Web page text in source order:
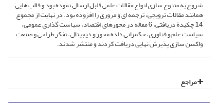
شروع به متنوع سازی انواع مقالات علمی قابل ارسال نموده بود و قالب هایی
همانند مقالات ترویجی، ترجمه ای و مروری را افزوده بود. در نهایت از مجموع
14 چکیدۀ دریافتی، 6 مقاله در محورهای اقتصاد، سیاست گذاری عمومی،
سیاست علم و فناوری، حکمرانی داده محور و دیجیتال، تفکر طراحی و صنعت
واکسن سازی پذیرش نهایی دریافت کردند و منتشر شدند.
مراجع